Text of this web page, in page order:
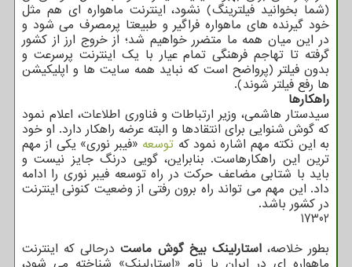
(شما بخوانید فیلترینگ) نشود، اینترنت ماهواره ای هم مثل
خود گیرنده های ماهواره فراگیر و طبیعتا پرمصرف می شود و
در این میان همه ما متضرر خواهیم شد؛ از خروج ارز از کشور
گرفته تا تهاجم فرهنگی تمام عیار با یک اینترنت پرسرعت و
بدون فیلتر (پرواضح است که نباید همه سایت ها و اپلیکیشن
ها رفع فیلتر شوند).
راهکارها
سیدستار هاشمی، وزیر ارتباطات و فناوری اطلاعات، اعلام نمود
که گوش شنوایی برای انتقادها و البته عرضه راهکار دارد. او خود
به این نکته مهم اشاره نمود که توسعه «فیبر نوری» یکی از مهم
ترین این راهکارهاست. بنابراین، گویی درنگ جایز نیست و
باید با شتابی مضاعف حرکت در راه توسعه فیبر نوری را ادامه
داد. این مهم می تواند راه برون رفتی از وضعیت کنونی اینترنت
در کشور باشد.
17302
بطور خلاصه،استارلینک بیخ گوش ماستدرحالی که اینترنت